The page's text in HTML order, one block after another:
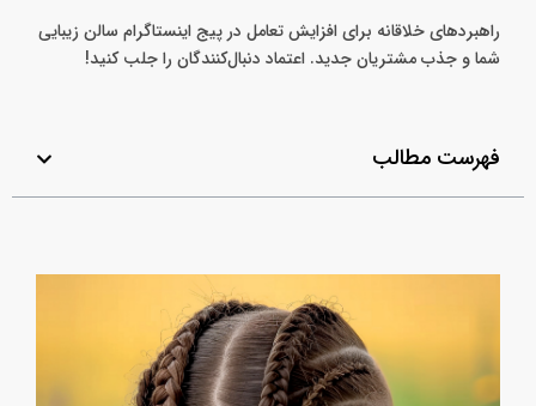
راهبردهای خلاقانه برای افزایش تعامل در پیج اینستاگرام سالن زیبایی
شما و جذب مشتریان جدید. اعتماد دنبال‌کنندگان را جلب کنید!
فهرست مطالب